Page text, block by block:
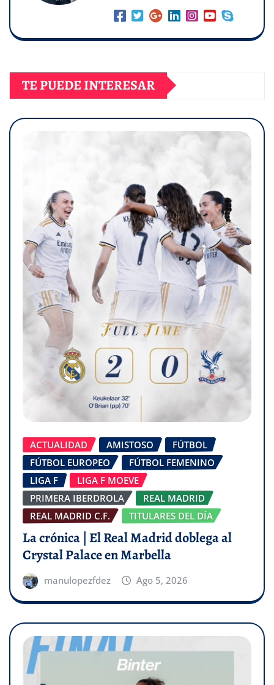
TE PUEDE INTERESAR
ACTUALIDAD AMISTOSO
FÚTBOL
FÚTBOL EUROPEO
FÚTBOL FEMENINO
LIGA F
LIGA F MOEVE
PRIMERA IBERDROLA
REAL MADRID
REAL MADRID C.F.
TITULARES DEL DÍA
La crónica | El Real Madrid doblega al
Crystal Palace en Marbella
manulopezfdez Ago 5, 2026